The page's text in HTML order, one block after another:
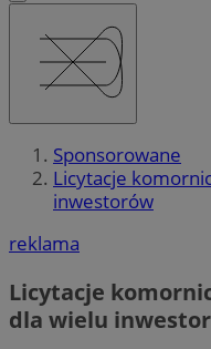
Sponsorowane
Licytacje
inwestorów
reklama
Licytacje
dla wielu